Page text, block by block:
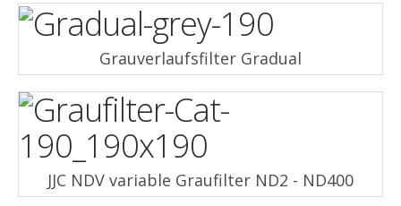
Grauverlaufsfilter Gradual
JJC NDV variable Graufilter ND2 - ND400